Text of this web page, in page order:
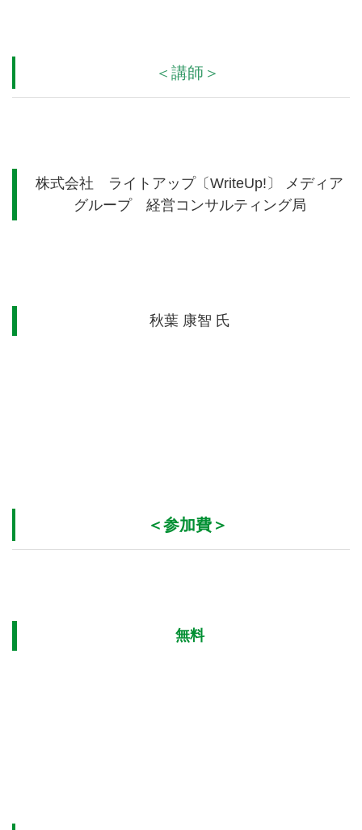
＜講師＞
株式会社 ライトアップ〔 WriteUp!〕 メディア
グループ 経営コンサルティング局
秋葉 康智 氏
＜参加費＞
無料